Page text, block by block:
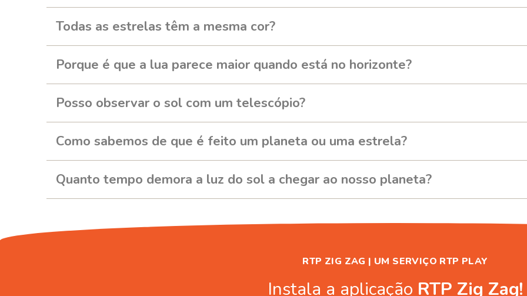
Todas as estrelas têm a mesma cor?
Porque é que a lua parece maior quando está no horizonte?
Posso observar o sol com um telescópio?
Como sabemos de que é feito um planeta ou uma estrela?
Quanto tempo demora a luz do sol a chegar ao nosso planeta?
RTP ZIG ZAG | UM SERVIÇO RTP PLAY
Instala a aplicação RTP Zig Zag!